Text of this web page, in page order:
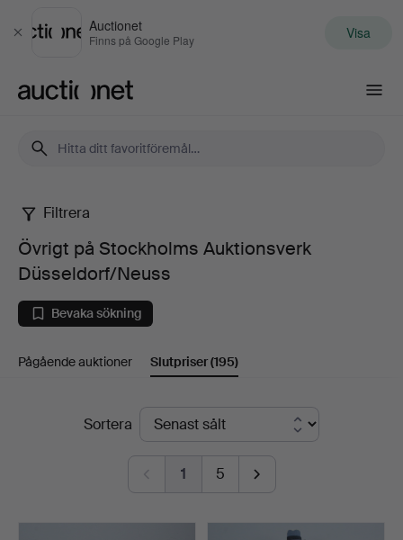
Stäng
Auctionet
Finns på Google Play Visa
Övrigt
på
Stockholms
Auktionsverk
Filtrera
Övrigt på Stockholms Auktionsverk
Düsseldorf/Neuss
Bevaka sökning
Pågående auktioner Slutpriser(195)
SlutpriserSortera
1 5